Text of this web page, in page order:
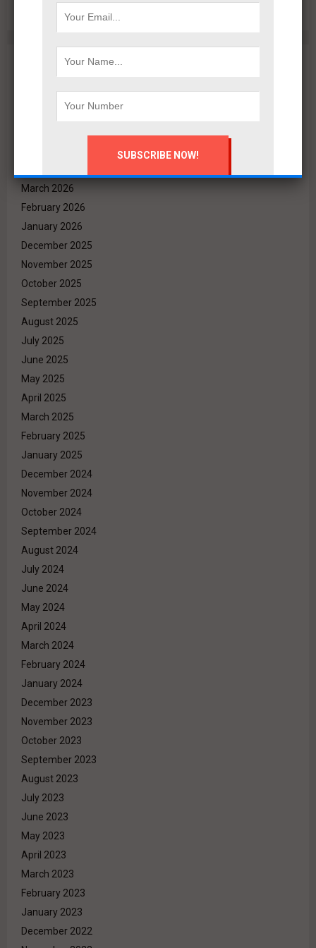
Archives
August 2026
March 2026
February 2026
January 2026
December 2025
November 2025
October 2025
September 2025
August 2025
July 2025
June 2025
May 2025
April 2025
March 2025
February 2025
January 2025
December 2024
November 2024
October 2024
September 2024
August 2024
July 2024
June 2024
May 2024
April 2024
March 2024
February 2024
January 2024
December 2023
November 2023
October 2023
September 2023
August 2023
July 2023
June 2023
May 2023
April 2023
March 2023
February 2023
January 2023
December 2022